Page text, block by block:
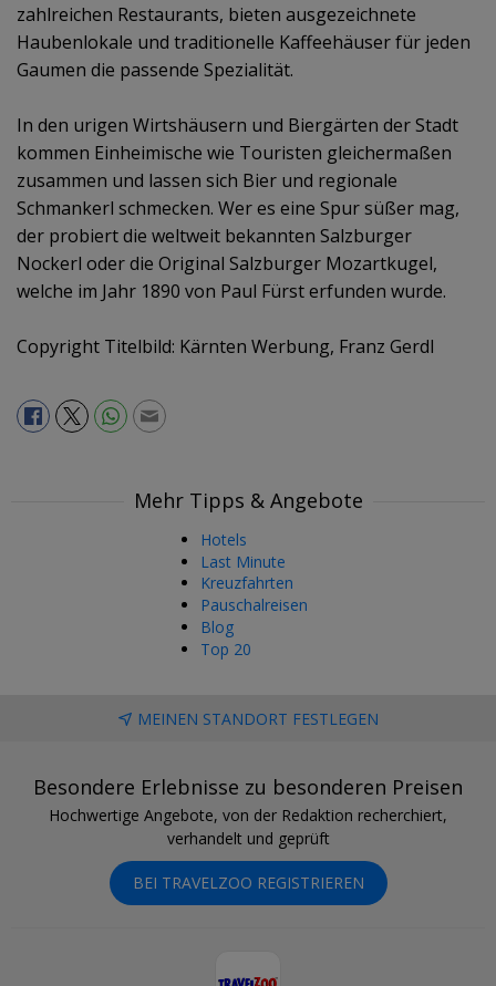
zahlreichen Restaurants, bieten ausgezeichnete
Haubenlokale und traditionelle Kaffeehäuser für jeden
Gaumen die passende Spezialität.
In den urigen Wirtshäusern und Biergärten der Stadt
kommen Einheimische wie Touristen gleichermaßen
zusammen und lassen sich Bier und regionale
Schmankerl schmecken. Wer es eine Spur süßer mag,
der probiert die weltweit bekannten Salzburger
Nockerl oder die Original Salzburger Mozartkugel,
welche im Jahr 1890 von Paul Fürst erfunden wurde.
Copyright Titelbild: Kärnten Werbung, Franz Gerdl
Mehr Tipps & Angebote
Hotels
Last Minute
Kreuzfahrten
Pauschalreisen
Blog
Top 20
MEINEN STANDORT FESTLEGEN
Besondere Erlebnisse zu besonderen Preisen
Hochwertige Angebote, von der Redaktion recherchiert,
verhandelt und geprüft
BEI TRAVELZOO REGISTRIEREN